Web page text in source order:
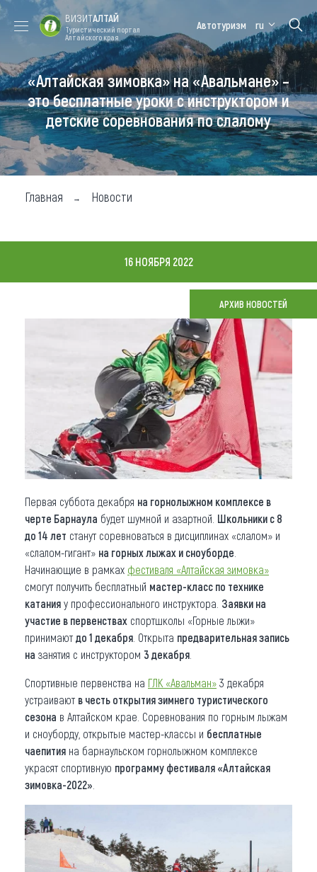
Форум VISIT
ALTAI
Цветение
маральника
Медицинский
форум
Алтайская
зимовка
Туры
Где побывать
Чем заняться
Карта
Что привезти (сувениры)
Коллекция впечатлений
Другие рубрики
ВИЗИТАЛТАЙ
Туристический портал
Алтайского края
Автотуризм ru
«Алтайская зимовка» на «Авальмане» –
это бесплатные уроки с инструктором и
детские соревнования по слалому
Главная Новости
16 НОЯБРЯ 2022
АРХИВ НОВОСТЕЙ
Первая суббота декабря на горнолыжном комплексе в
черте Барнаула будет шумной и азартной. Школьники с 8
до 14 лет станут соревноваться в дисциплинах «слалом» и
«слалом-гигант» на горных лыжах и сноуборде
Начинающие в рамках фестиваля «Алтайская зимовка»
смогут получить бесплатный мастер-класс по технике
катания у профессионального инструктора. Заявки на
участие в первенствах спортшколы «Горные лыжи»
принимают до 1 декабря . Открыта предварительная запись
на занятия с инструктором 3 декабря
Спортивные первенства на ГЛК «Авальман» 3 декабря
устраивают в честь открытия зимнего туристического
сезона в Алтайском крае. Соревнования по горным лыжам
и сноуборду, открытые мастер-классы и бесплатные
чаепития на барнаульском горнолыжном комплексе
украсят спортивную программу фестиваля «Алтайская
зимовка-2022»